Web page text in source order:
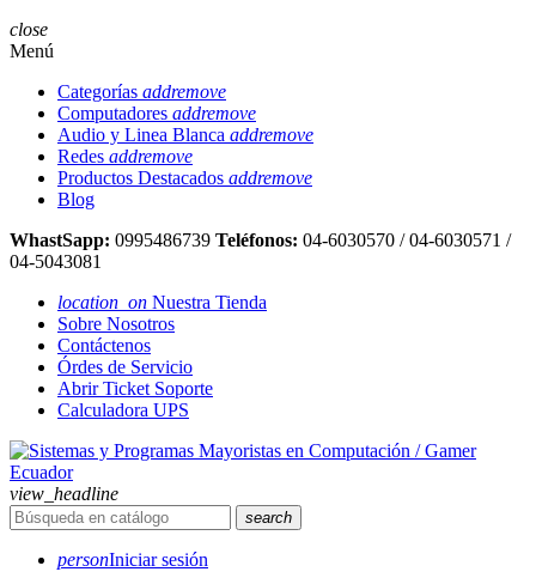
close
Menú
Categorías addremove
Computadores addremove
Audio y Linea Blanca addremove
Redes addremove
Productos Destacados addremove
Blog
WhastSapp: 0995486739 Teléfonos: 04-6030570 / 04-6030571 /
04-5043081
location_on Nuestra Tienda
Sobre Nosotros
Contáctenos
Órdes de Servicio
Abrir Ticket Soporte
Calculadora UPS
view_headline
search
personIniciar sesión